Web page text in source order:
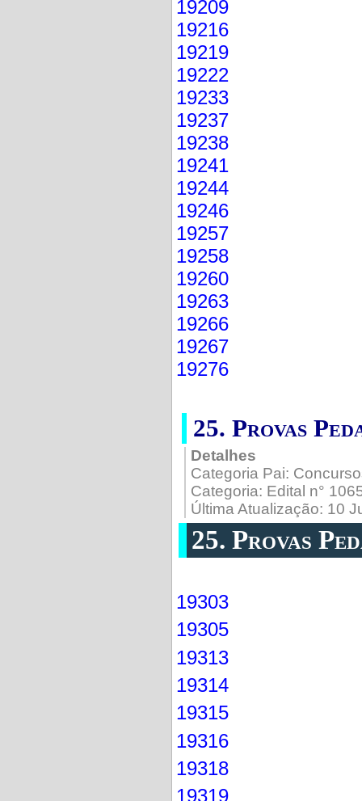
19209
19216
19219
19222
19233
19237
19238
19241
19244
19246
19257
19258
19260
19263
19266
19267
19276
25. Provas
Detalhes
Categoria Pai:
Categoria: Edital n°
Última Atualização: 10
25. Provas
19303
19305
19313
19314
19315
19316
19318
19319